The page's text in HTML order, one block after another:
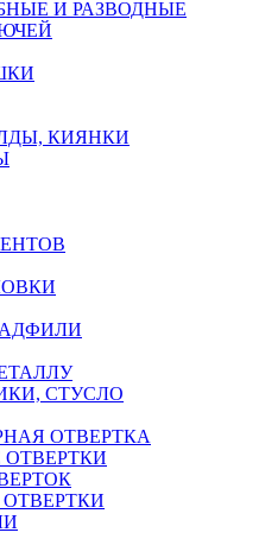
И РАЗВОДНЫЕ
КИЯНКИ
СТУСЛО
ОТВЕРТКА